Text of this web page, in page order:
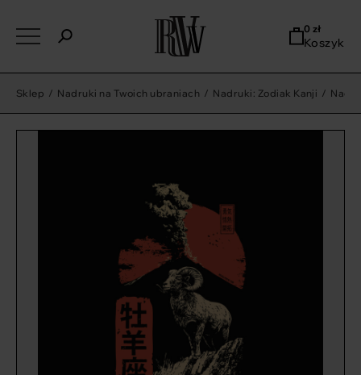
0 zł
Koszyk
Sklep / Nadruki na Twoich ubraniach / Nadruki: Zodiak Kanji /